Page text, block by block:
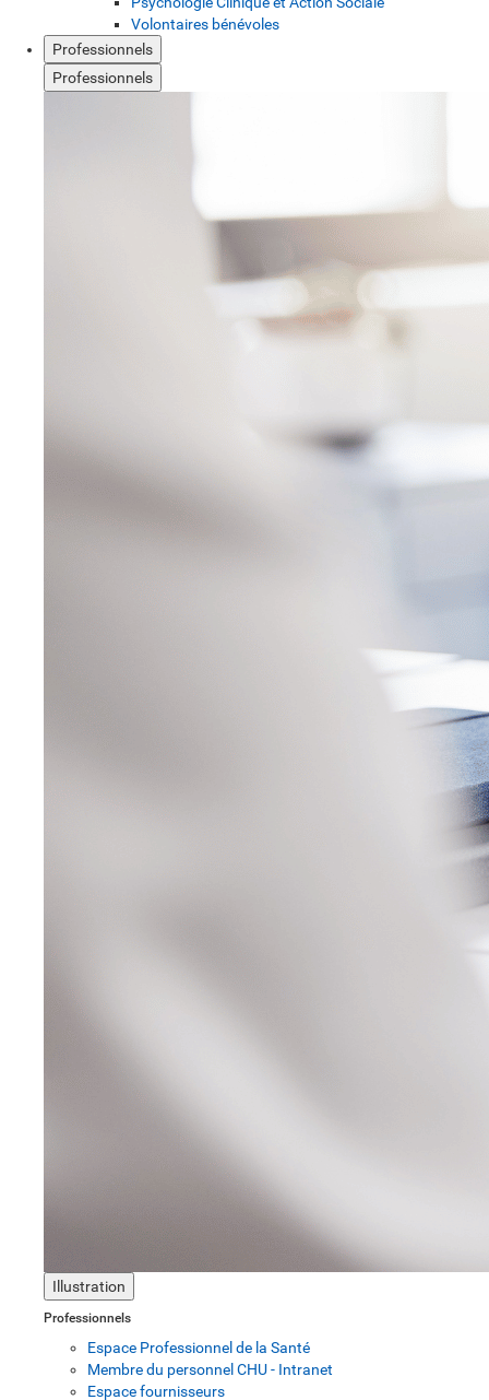
Volontaires bénévoles
Professionnels
Professionnels
Illustration
Professionnels
Espace Professionnel de la Santé
Membre du personnel CHU - Intranet
Espace fournisseurs